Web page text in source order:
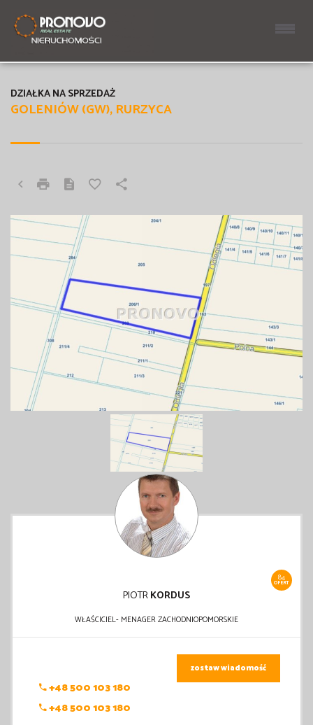
GOLENIÓW (GW), RURZYCA
DZIAŁKA NA SPRZEDAŻ
84
OFERT
PIOTRKORDUS
WŁAŚCICIEL- MENAGER ZACHODNIOPOMORSKIE
+48 500 103 180
+48 500 103 180
zostaw wiadomość